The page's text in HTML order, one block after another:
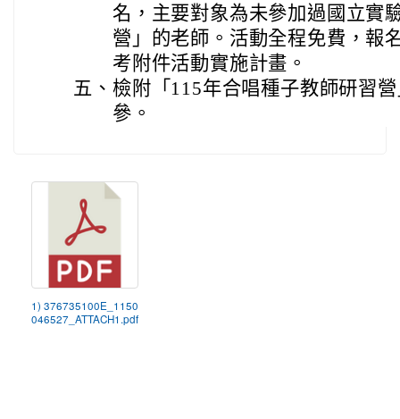
名，主要對象為未參加過國立實
營」的老師。活動全程免費，報
考附件活動實施計畫。
五、 檢附「115年合唱種子教師研習
參。
1) 376735100E_1150
046527_ATTACH1.pdf